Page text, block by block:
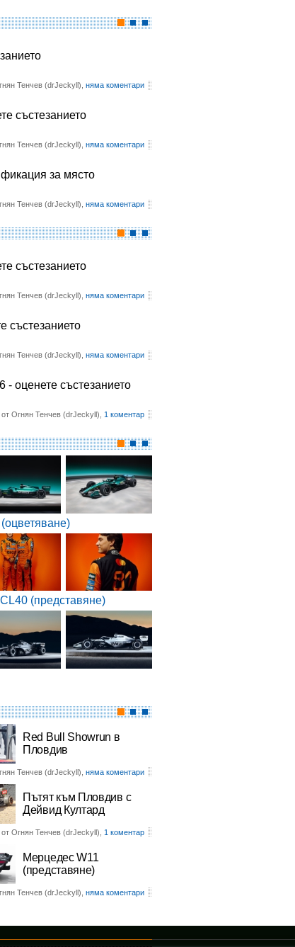
Тенчев (drJeckyll), няма коментари
състезанието
Тенчев (drJeckyll), няма коментари
за място
Тенчев (drJeckyll), няма коментари
състезанието
Тенчев (drJeckyll), няма коментари
състезанието
Тенчев (drJeckyll), няма коментари
- оценете състезанието
Огнян Тенчев (drJeckyll), 1 коментар
(представяне)
Red Bull Showrun в
Пловдив
Тенчев (drJeckyll), няма коментари
Пътят към Пловдив с
Дейвид Култард
Огнян Тенчев (drJeckyll), 1 коментар
Мерцедес W11
(представяне)
Тенчев (drJeckyll), няма коментари